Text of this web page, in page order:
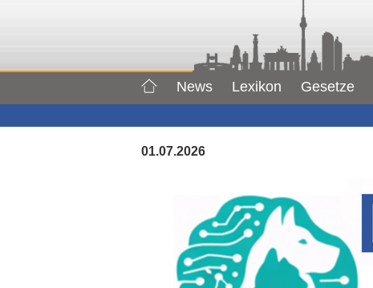
News Lexikon Gesetze
01.07.2026